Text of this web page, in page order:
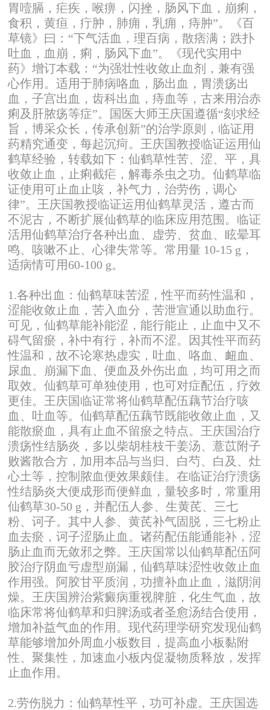
胃噎膈，疟疾，喉痹，闪挫，肠风下血，崩痢，
食积，黄疸，疔肿，肺痈，乳痈，痔肿”。《百
草镜》曰：“下气活血，理百病，散痞满；跌扑
吐血，血崩，痢，肠风下血”。《现代实用中
药》增订本载：“为强壮性收敛止血剂，兼有强
心作用。适用于肺病咯血，肠出血，胃溃疡出
血，子宫出血，齿科出血，痔血等，古来用治赤
痢及肝脓疡等症”。国医大师王庆国遵循“刻求经
旨，博采众长，传承创新”的治学原则，临证用
药精究通变，每起沉疴。王庆国教授临证运用仙
鹤草经验，转载如下：仙鹤草性苦、涩、平，具
收敛止血，止痢截疟，解毒杀虫之功。仙鹤草临
证使用可止血止咳，补气力，治劳伤，调心
律”。王庆国教授临证运用仙鹤草灵活，遵古而
不泥古，不断扩展仙鹤草的临床应用范围。临证
活用仙鹤草治疗各种出血、虚劳、贫血、眩晕耳
鸣、咳嗽不止、心律失常等。常用量 10-15 g，
适病情可用60-100 g。
1.各种出血：仙鹤草味苦涩，性平而药性温和，
涩能收敛止血，苦入血分，苦泄宣通以助血行。
可见，仙鹤草能补能涩，能行能止，止血中又不
碍气留瘀，补中有行，补而不涩。因其性平而药
性温和，故不论寒热虚实，吐血、咯血、衄血、
尿血、崩漏下血、便血及外伤出血，均可用之而
取效。仙鹤草可单独使用，也可对症配伍，疗效
更佳。王庆国临证常将仙鹤草配伍藕节治疗咳
血、吐血等。仙鹤草配伍藕节既能收敛止血，又
能散瘀血，具有止血不留瘀之特点。王庆国治疗
溃疡性结肠炎，多以柴胡桂枝干姜汤、薏苡附子
败酱散合方，加用本品与当归、白芍、白及、灶
心土等，控制脓血便效果颇佳。在临证治疗溃疡
性结肠炎大便成形而便鲜血，量较多时，常重用
仙鹤草30-50 g，并配伍人参、生黄芪、三七
粉、诃子。其中人参、黄芪补气固脱，三七粉止
血去瘀，诃子涩肠止血。诸药配伍能通能补，涩
肠止血而无敛邪之弊。王庆国常以仙鹤草配伍阿
胶治疗阴血亏虚型崩漏，仙鹤草味涩性收敛止血
作用强。阿胶甘平质润，功擅补血止血，滋阴润
燥。王庆国辨治紫癜病重视脾脏，化生气血，故
临床常将仙鹤草和归脾汤或者圣愈汤结合使用，
增加补益气血的作用。现代药理学研究发现仙鹤
草能够增加外周血小板数目，提高血小板黏附
性、聚集性，加速血小板内促凝物质释放，发挥
止血作用。
2.劳伤脱力：仙鹤草性平，功可补虚。王庆国选